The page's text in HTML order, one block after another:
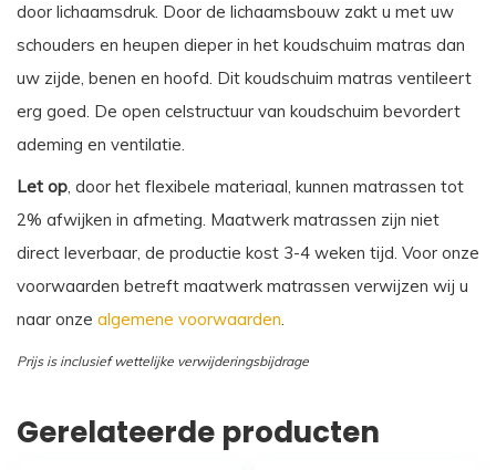
door lichaamsdruk. Door de lichaamsbouw zakt u met uw
schouders en heupen dieper in het koudschuim matras dan
uw zijde, benen en hoofd. Dit koudschuim matras ventileert
erg goed. De open celstructuur van koudschuim bevordert
ademing en ventilatie.
Let op , door het flexibele materiaal, kunnen matrassen tot
2% afwijken in afmeting. Maatwerk matrassen zijn niet
direct leverbaar, de productie kost 3-4 weken tijd. Voor onze
voorwaarden betreft maatwerk matrassen verwijzen wij u
naar onze algemene voorwaarden
Prijs is inclusief wettelijke verwijderingsbijdrage
Gerelateerde producten